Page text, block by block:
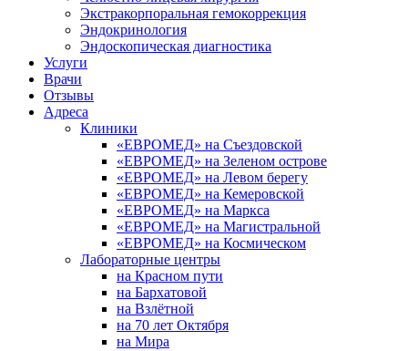
Экстракорпоральная гемокоррекция
Эндокринология
Эндоскопическая диагностика
Услуги
Врачи
Отзывы
Адреса
Клиники
«ЕВРОМЕД» на Съездовской
«ЕВРОМЕД» на Зеленом острове
«ЕВРОМЕД» на Левом берегу
«ЕВРОМЕД» на Кемеровской
«ЕВРОМЕД» на Маркса
«ЕВРОМЕД» на Магистральной
«ЕВРОМЕД» на Космическом
Лабораторные центры
на Красном пути
на Бархатовой
на Взлётной
на 70 лет Октября
на Мира